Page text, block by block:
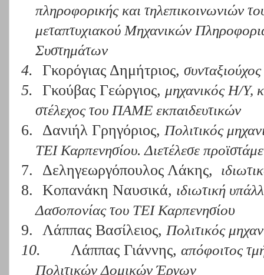
πληροφορικής και τηλεπικοινωνιών
μεταπτυχιακού Μηχανικών
Συστημάτων
4. Γκορόγιας Δημήτριος,
5. Γκούβας Γεώργιος, μηχανικός Η/Υ,
στέλεχος του ΠΑΜΕ εκπαιδευτικών
6. Δανιήλ Γρηγόριος, Πολιτικός
ΤΕΙ Καρπενησίου. Διετέλεσε
7. Δεληγεωργόπουλος Λάκης,
8. Κοπανάκη Ναυσικά, ιδιωτική
Δασοπονίας του ΤΕΙ Καρπενησίου
9. Λάππας Βασίλειος, Πολιτικός
10. Λάππας Γιάννης, απόφοιτος
Πολιτικών Δομικών Έργων